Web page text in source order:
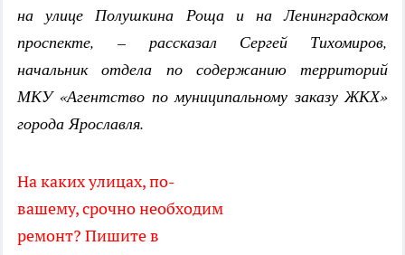
на улице Полушкина Роща и на Ленинградском
проспекте, – рассказал Сергей Тихомиров,
начальник отдела по содержанию территорий
МКУ «Агентство по муниципальному заказу ЖКХ»
города Ярославля.
На каких улицах, по-
вашему, срочно необходим
ремонт? Пишите в